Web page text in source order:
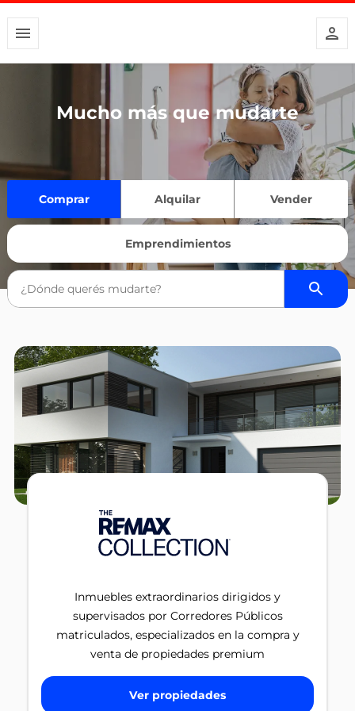
Mucho más que mudarte
Comprar Alquilar Vender
Emprendimientos
Inmuebles extraordinarios dirigidos y
supervisados por Corredores Públicos
matriculados, especializados en la compra y
venta de propiedades premium
Ver propiedades